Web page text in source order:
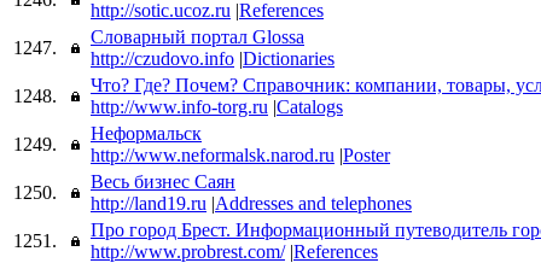
http://sotic.ucoz.ru |References
1247.
Словарный портал Glossa
http://czudovo.info |Dictionaries
1248.
Что? Где? Почем? Справочник: компании, товары,
http://www.info-torg.ru |Catalogs
1249.
Неформальск
http://www.neformalsk.narod.ru |Poster
1250.
Весь бизнес Саян
http://land19.ru |Addresses and telephones
1251.
Про город Брест. Информационный путеводитель
http://www.probrest.com/ |References